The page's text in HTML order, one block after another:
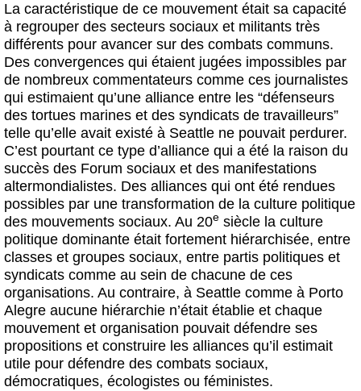
La caractéristique de ce mouvement était sa capacité
à regrouper des secteurs sociaux et militants très
différents pour avancer sur des combats communs.
Des convergences qui étaient jugées impossibles par
de nombreux commentateurs comme ces journalistes
qui estimaient qu’une alliance entre les “défenseurs
des tortues marines et des syndicats de travailleurs”
telle qu’elle avait existé à Seattle ne pouvait perdurer.
C’est pourtant ce type d’alliance qui a été la raison du
succès des Forum sociaux et des manifestations
altermondialistes. Des alliances qui ont été rendues
possibles par une transformation de la culture politique
des mouvements sociaux. Au 20e siècle la culture
politique dominante était fortement hiérarchisée, entre
classes et groupes sociaux, entre partis politiques et
syndicats comme au sein de chacune de ces
organisations. Au contraire, à Seattle comme à Porto
Alegre aucune hiérarchie n’était établie et chaque
mouvement et organisation pouvait défendre ses
propositions et construire les alliances qu’il estimait
utile pour défendre des combats sociaux,
démocratiques, écologistes ou féministes.